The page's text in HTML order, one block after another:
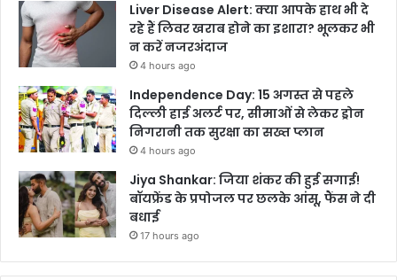
Liver Disease Alert: क्या आपके हाथ भी दे
रहे हैं लिवर खराब होने का इशारा? भूलकर भी
न करें नजरअंदाज
4 hours ago
Independence Day: 15 अगस्त से पहले
दिल्ली हाई अलर्ट पर, सीमाओं से लेकर ड्रोन
निगरानी तक सुरक्षा का सख्त प्लान
4 hours ago
Jiya Shankar: जिया शंकर की हुई सगाई!
बॉयफ्रेंड के प्रपोजल पर छलके आंसू, फैंस ने दी
बधाई
17 hours ago